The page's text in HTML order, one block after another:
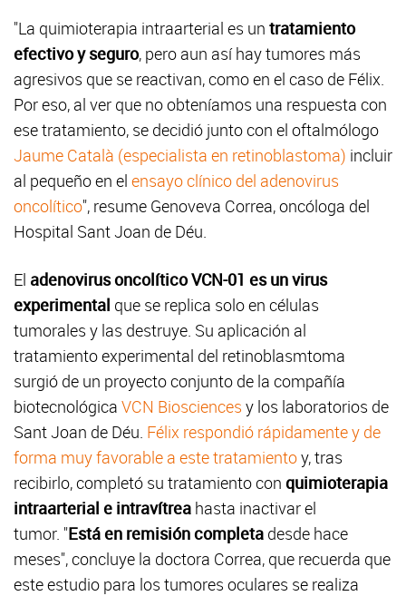
"La quimioterapia intraarterial es un tratamiento
efectivo y seguro, pero aun así hay tumores más
agresivos que se reactivan, como en el caso de Félix.
Por eso, al ver que no obteníamos una respuesta con
ese tratamiento, se decidió junto con el oftalmólogo
Jaume Català (especialista en retinoblastoma) incluir
al pequeño en el ensayo clínico del adenovirus
oncolítico", resume Genoveva Correa, oncóloga del
Hospital Sant Joan de Déu.
El adenovirus oncolítico VCN-01 es un virus
experimental que se replica solo en células
tumorales y las destruye. Su aplicación al
tratamiento experimental del retinoblasmtoma
surgió de un proyecto conjunto de la compañía
biotecnológica VCN Biosciences y los laboratorios de
Sant Joan de Déu. Félix respondió rápidamente y de
forma muy favorable a este tratamientoy, tras
recibirlo, completó su tratamiento con quimioterapia
intraarterial e intravítrea hasta inactivar el
tumor. "Está en remisión completa desde hace
meses", concluye la doctora Correa, que recuerda que
este estudio para los tumores oculares se realiza